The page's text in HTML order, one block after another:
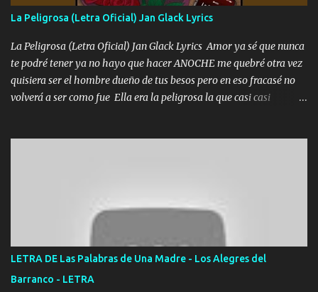
Especial sabe que lo apreciamos En los mejores antros me verán
tomando con mujeres hermosas y botellas destapando siempre
bien cuidado bien atrabancado y a los que me conocen ya saben de
lo que hablo Entre lob...
La Peligrosa (Letra Oficial) Jan Glack Lyrics
La Peligrosa (Letra Oficial) Jan Glack Lyrics Amor ya sé que nunca
te podré tener ya no hayo que hacer ANOCHE me quebré otra vez
quisiera ser el hombre dueño de tus besos pero en eso fracasé no
volverá a ser como fue Ella era la peligrosa la que casi casi
quiero que sea nunca con otra yo quiero llevarte a la Luna y si
quieres en ese momento te pido que seas mi esposa Chingada
madre no quiero dejar de tenerte no ayuda la p'uta loquera y al
chile quisiera ser menos de ti dependiente la pinche tristeza me
encierra princesa tu sabes que nunca saldras de mi mente Ella era
LETRA DE Las Palabras de Una Madre - Los Alegres del
Barranco - LETRA